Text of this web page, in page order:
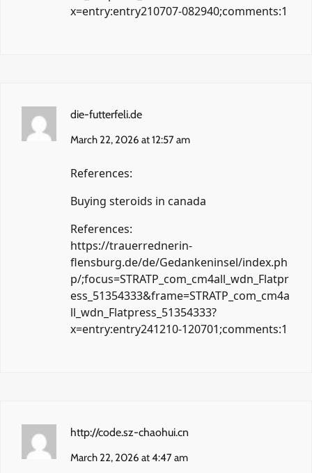
x=entry:entry210707-082940;comments:1
die-futterfeli.de
March 22, 2026 at 12:57 am
References:
Buying steroids in canada
References:
https://trauerrednerin-
flensburg.de/de/Gedankeninsel/index.ph
p/;focus=STRATP_com_cm4all_wdn_Flatpr
ess_51354333&frame=STRATP_com_cm4a
ll_wdn_Flatpress_51354333?
x=entry:entry241210-120701;comments:1
http://code.sz-chaohui.cn
March 22, 2026 at 4:47 am